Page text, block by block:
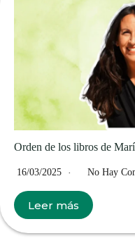
Orden de los libros de
16/03/2025 No Hay
Leer más